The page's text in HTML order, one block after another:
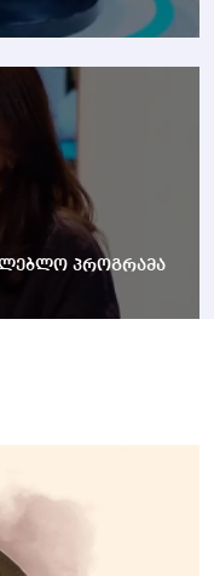
პროგრამა